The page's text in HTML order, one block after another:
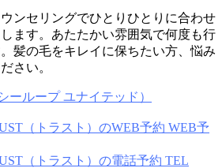
ンセリングでひとりひとりに合わせ
ます。あたたかい雰囲気で何度も行
髪の毛をキレイに保ちたい方、悩み
さい。
WEB予
TEL